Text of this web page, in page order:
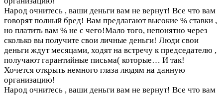
Народ очнитесь , ваши деньги вам не вернут! Все что вам
говорят полный бред! Вам предлагают высокие % ставки ,
но платить вам % не с чего!Мало того, непонятно через
сколько вы получите свои личные деньги! Люди свои
деньги ждут месяцами, ходят на встречу к председателю ,
получают гарантийные письма( которые… И так!
Хочется открыть немного глаза людям на данную
организацию!
Народ очнитесь , ваши деньги вам не вернут! Все что вам